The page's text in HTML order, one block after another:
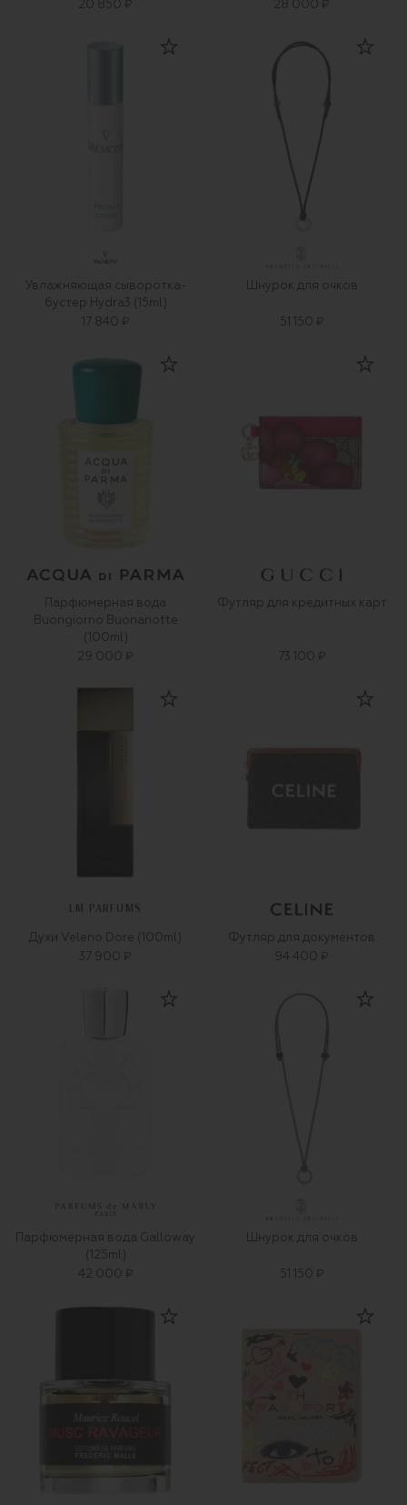
20 850 ₽ 28 000 ₽
Увлажняющая сыворотка-
бустер Hydra3 (15ml)
17 840 ₽
Шнурок для очков
51 150 ₽
Парфюмерная вода
Buongiorno Buonanotte
(100ml)
29 000 ₽
Футляр для кредитных карт
73 100 ₽
LM PARFUMS
Духи Veleno Dore (100ml)
37 900 ₽
Футляр для документов
94 400 ₽
Парфюмерная вода Galloway
(125ml)
42 000 ₽
Шнурок для очков
51 150 ₽